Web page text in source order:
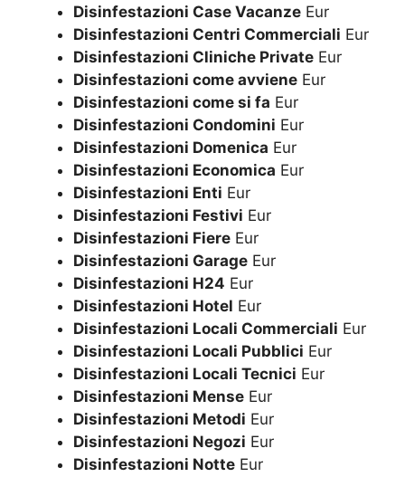
Disinfestazioni Case Vacanze Eur
Disinfestazioni Centri Commerciali Eur
Disinfestazioni Cliniche Private Eur
Disinfestazioni come avviene Eur
Disinfestazioni come si fa Eur
Disinfestazioni Condomini Eur
Disinfestazioni Domenica Eur
Disinfestazioni Economica Eur
Disinfestazioni Enti Eur
Disinfestazioni Festivi Eur
Disinfestazioni Fiere Eur
Disinfestazioni Garage Eur
Disinfestazioni H24 Eur
Disinfestazioni Hotel Eur
Disinfestazioni Locali Commerciali Eur
Disinfestazioni Locali Pubblici Eur
Disinfestazioni Locali Tecnici Eur
Disinfestazioni Mense Eur
Disinfestazioni Metodi Eur
Disinfestazioni Negozi Eur
Disinfestazioni Notte Eur